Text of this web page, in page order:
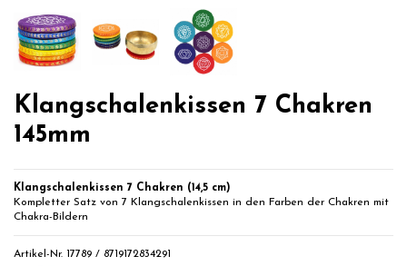
Klangschalenkissen 7 Chakren
145mm
Klangschalenkissen 7 Chakren (14,5 cm)
Kompletter Satz von 7 Klangschalenkissen in den Farben der Chakren mit
Chakra-Bildern
Artikel-Nr. 17789 / 8719172834291